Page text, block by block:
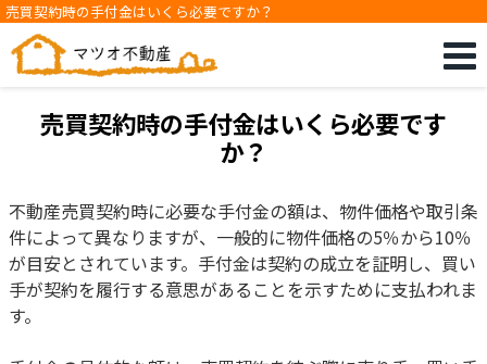
売買契約時の手付金はいくら必要ですか？
売買契約時の手付金はいくら必要です
か？
不動産売買契約時に必要な手付金の額は、物件価格や取引条
件によって異なりますが、一般的に物件価格の5％から10％
が目安とされています。手付金は契約の成立を証明し、買い
手が契約を履行する意思があることを示すために支払われま
す。